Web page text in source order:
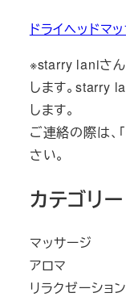
ドライヘッドマ
※starry laniさん
します。starry
します。
ご連絡の際は、
さい。
カテゴリ
マッサージ
アロマ
リラクゼーション